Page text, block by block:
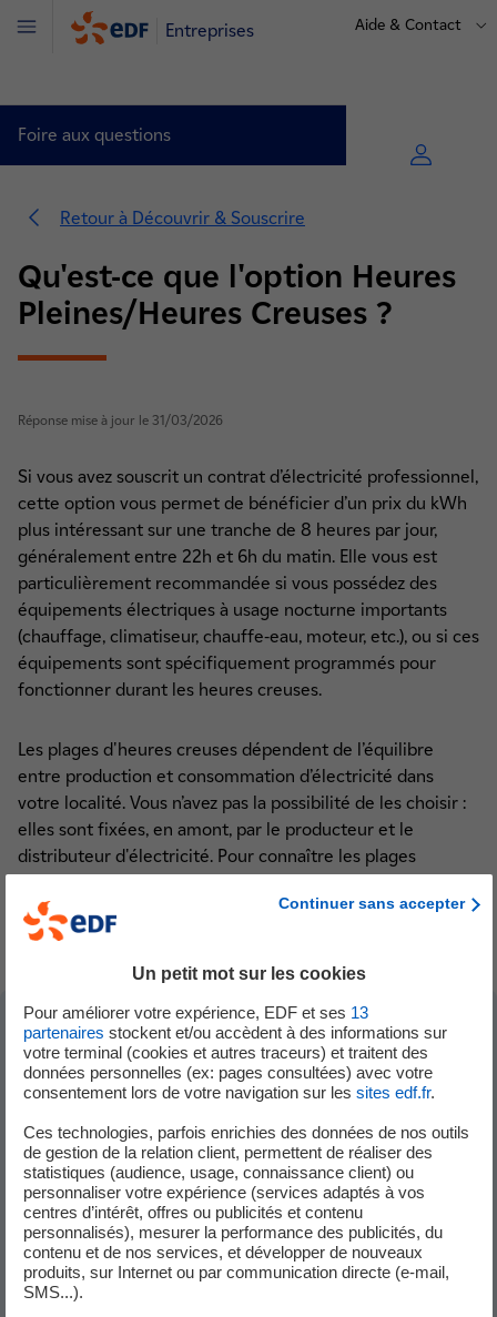
Entreprises Aide & Contact
Menu
Foire aux questions
Découvrir & Souscrire (7)
Modifier votre contrat (7)
Résilier votre contrat (3)
Sociétés de Gestion Immobilière (2)
Retour à Découvrir & Souscrire
Qu'est-ce que l'option Heures
Pleines/Heures Creuses ?
Réponse mise à jour le 31/03/2026
Si vous avez souscrit un contrat d’électricité professionnel,
cette option vous permet de bénéficier d’un prix du kWh
plus intéressant sur une tranche de 8 heures par jour,
généralement entre 22h et 6h du matin. Elle vous est
particulièrement recommandée si vous possédez des
équipements électriques à usage nocturne importants
(chauffage, climatiseur, chauffe-eau, moteur, etc.), ou si ces
équipements sont spécifiquement programmés pour
fonctionner durant les heures creuses.
Les plages d'heures creuses dépendent de l’équilibre
entre production et consommation d’électricité dans
votre localité. Vous n’avez pas la possibilité de les choisir :
elles sont fixées, en amont, par le producteur et le
distributeur d'électricité. Pour connaître les plages
reportez-vous au verso de votre facture.
Dans la même sous-catégorie "Découvrir &
Souscrire"
Comment souscrire un nouveau contrat
d'électricité professionnel ?
Quelles démarches pour effectuer un
raccordement électrique dans un local neuf ?
Continuer sans accepter
Un petit mot sur les cookies
Pour améliorer votre expérience, EDF et ses 13
partenaires stockent et/ou accèdent à des informations sur
votre terminal (cookies et autres traceurs) et traitent des
données personnelles (ex: pages consultées) avec votre
consentement lors de votre navigation sur les sites edf.fr.
Ces technologies, parfois enrichies des données de nos outils
de gestion de la relation client, permettent de réaliser des
statistiques (audience, usage, connaissance client) ou
personnaliser votre expérience (services adaptés à vos
centres d’intérêt, offres ou publicités et contenu
personnalisés), mesurer la performance des publicités, du
contenu et de nos services, et développer de nouveaux
produits, sur Internet ou par communication directe (e-mail,
SMS...).